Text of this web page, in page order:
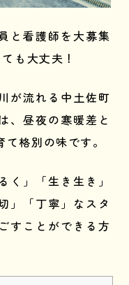
と看護師を大募集
も大丈夫！
が流れる中土佐町
、昼夜の寒暖差と
格別の味です。
く」「生き生き」
」「丁寧」なスタ
すことができる方